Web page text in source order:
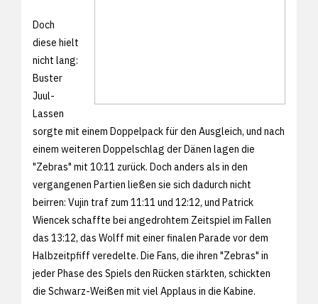
Doch
diese hielt
nicht lang:
Buster
Juul-
Lassen
sorgte mit einem Doppelpack für den Ausgleich, und nach
einem weiteren Doppelschlag der Dänen lagen die
"Zebras" mit 10:11 zurück. Doch anders als in den
vergangenen Partien ließen sie sich dadurch nicht
beirren: Vujin traf zum 11:11 und 12:12, und Patrick
Wiencek schaffte bei angedrohtem Zeitspiel im Fallen
das 13:12, das Wolff mit einer finalen Parade vor dem
Halbzeitpfiff veredelte. Die Fans, die ihren "Zebras" in
jeder Phase des Spiels den Rücken stärkten, schickten
die Schwarz-Weißen mit viel Applaus in die Kabine.